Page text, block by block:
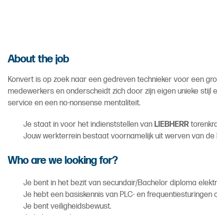
About the job
Konvert is op zoek naar een gedreven technieker voor een
medewerkers en onderscheidt zich door zijn eigen unieke
service en een no-nonsense mentaliteit.
Je staat in voor het indienststellen van LIEBHERR
Jouw werkterrein bestaat voornamelijk uit werven van de
Who are we looking for?
Je bent in het bezit van secundair/Bachelor diploma
Je hebt een basiskennis van PLC- en
Je bent veiligheidsbewust.